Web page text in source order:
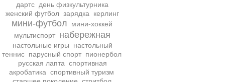
дартс день физкультурника
женский футбол зарядка керлинг
мини-футбол
мини-хоккей
мультиспорт набережная
настольные игры
настольный
теннис парусный спорт пионербол
русская лапта спортивная
акробатика спортивный туризм